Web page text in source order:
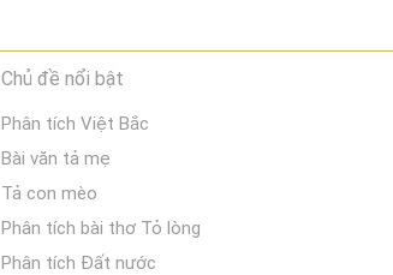
Chủ đề nổi bật
Phân tích Việt Bắc
Bài văn tả mẹ
Tả con mèo
Phân tích bài thơ Tỏ lòng
Phân tích Đất nước